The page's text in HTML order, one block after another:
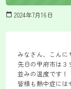
calendar_today 2024年7月16日
みなさん、こんに
先日の甲府市は３
並みの温度です！
皆様も熱中症には